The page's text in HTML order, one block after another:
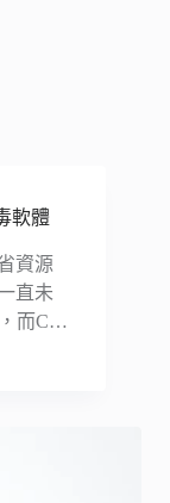
軟體
資源
直未
而C…